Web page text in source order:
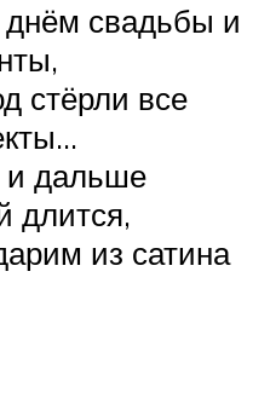
свадьбы и
стёрли все
дальше
длится,
из сатина